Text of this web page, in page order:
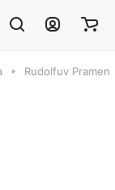
Rudolfuv Pramen